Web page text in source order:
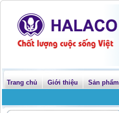
Trang chủ Giới thiệu Sản phẩm